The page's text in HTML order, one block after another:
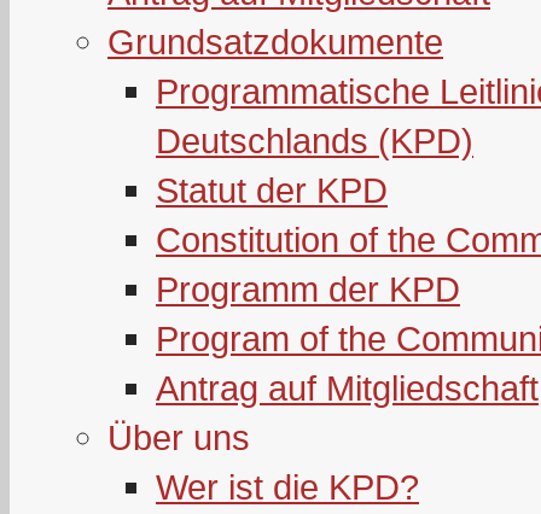
Grundsatzdokumente
Programmatische
Deutschlands (KPD)
Statut der KPD
Constitution of the
Programm der KPD
Program of the
Antrag auf Mitgliedschaft
Über uns
Wer ist die KPD?